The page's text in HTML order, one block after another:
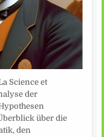
Science et
der
über die
den